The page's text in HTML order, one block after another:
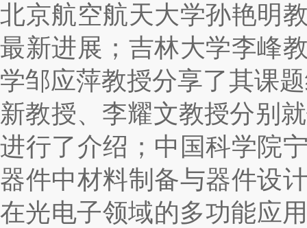
北京航空航天大学孙艳明
最新进展；吉林大学李峰
学邹应萍教授分享了其课
新教授、李耀文教授分别
进行了介绍；中国科学院
器件中材料制备与器件设
在光电子领域的多功能应